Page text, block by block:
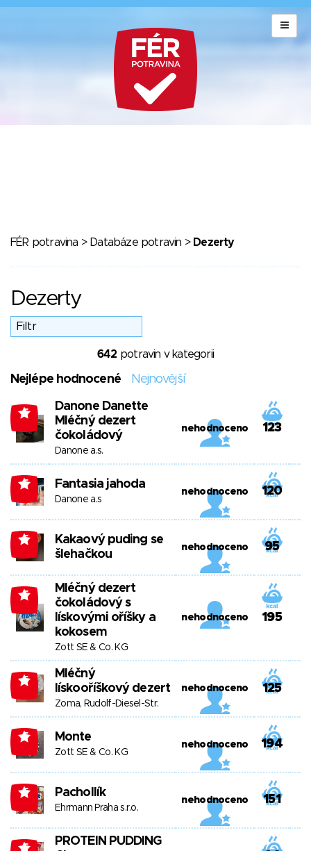
FÉR potravina > Databáze potravin > Dezerty
Dezerty
642 potravin v kategorii
Nejlépe hodnocené Nejnovější
-5
Danone Danette
Mléčný dezert
čokoládový
Danone a.s.
nehodnoceno 123
-5 Fantasia jahoda
Danone a.s
nehodnoceno 120
-5
Kakaový puding se
šlehačkou
nehodnoceno 95
-5
Mléčný dezert
čokoládový s
lískovými oříšky a
kokosem
Zott SE & Co. KG
nehodnoceno 195
-5
Mléčný
lískooříškový dezert
Zoma, Rudolf-Diesel-Str.
nehodnoceno 125
-5 Monte
Zott SE & Co. KG
nehodnoceno 194
-5 Pachollík
Ehrmann Praha s.r.o.
nehodnoceno 151
-5
PROTEIN PUDDING